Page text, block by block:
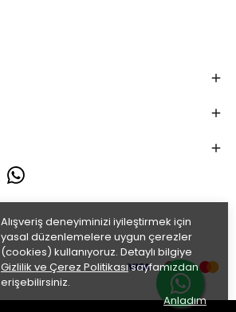
Alışveriş deneyiminizi iyileştirmek için
yasal düzenlemelere uygun çerezler
(cookies) kullanıyoruz. Detaylı bilgiye
Gizlilik ve Çerez Politikasısayfamızdan
erişebilirsiniz.
Anladım